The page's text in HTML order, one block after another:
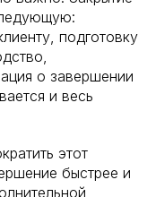
подготовку
о завершении
и весь
этот
быстрее и